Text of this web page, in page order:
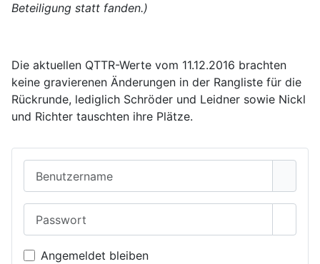
Beteiligung statt fanden.)
Die aktuellen QTTR-Werte vom 11.12.2016 brachten
keine gravierenen Änderungen in der Rangliste für die
Rückrunde, lediglich Schröder und Leidner sowie Nickl
und Richter tauschten ihre Plätze.
Angemeldet bleiben